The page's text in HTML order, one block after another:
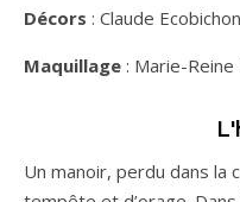
Décors : Claude Ecobichon
Maquillage : Marie-Reine
Un manoir, perdu dans la